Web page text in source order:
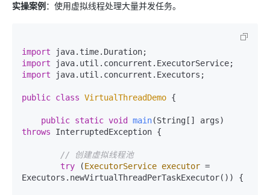
实操案例 ：使用虚拟线程处理大量并发任务。
import
import
import java.util.concurrent.Executors;
public class VirtualThreadDemo {
public static void main(String[] args)
throws InterruptedException {
// 创建虚拟线程池
try (ExecutorService executor =
Executors.newVirtualThreadPerTaskExecutor()) {